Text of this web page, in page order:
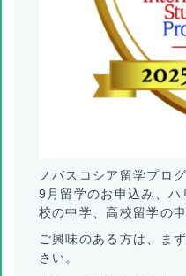
ノバスコシア留学プロ
9月留学のお申込み、
校の中学、高校留学の
ご興味のある方は、ま
さい。